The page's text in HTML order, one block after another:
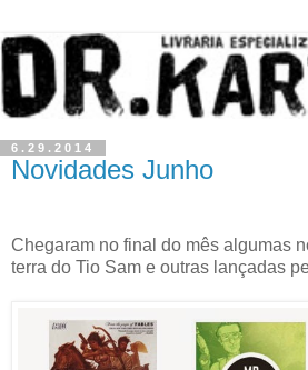
6.29.2014
Novidades Junho
Chegaram no final do mês algumas
terra do Tio Sam e outras lançadas